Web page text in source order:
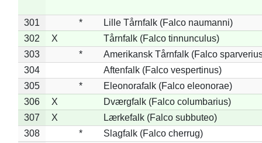
301 *
Lille Tårnfalk (Falco naumanni)
302
X
Tårnfalk (Falco tinnunculus)
303
*
Amerikansk Tårnfalk (Falco
304
Aftenfalk (Falco vespertinus)
305
*
Eleonorafalk (Falco eleonorae)
306
X
Dværgfalk (Falco columbarius)
307
X
Lærkefalk (Falco subbuteo)
308
*
Slagfalk (Falco cherrug)